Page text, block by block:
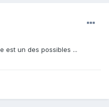
est un des possibles ...